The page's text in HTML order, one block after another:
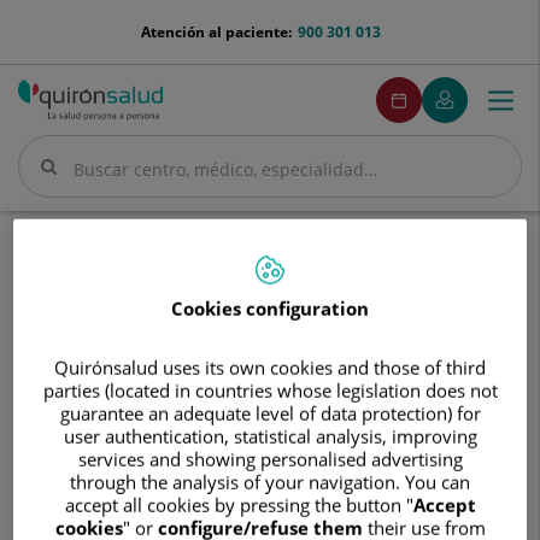
menu-
900 301 013
Atención al paciente:
Buscar
Buscar
menuPedirCita
Pedir
cita
Mi
Quirónsalud
Menú
Alejandra Reolid Pérez
Alejandra
Reolid
Pérez
AlejandraReolid Pérez
FACULTATIVO ESPECIALISTA DERMATOLOGÍA
Cookies configuration
Quirónsalud uses its own cookies and those of third
parties (located in countries whose legislation does not
guarantee an adequate level of data protection) for
user authentication, statistical analysis, improving
services and showing personalised advertising
through the analysis of your navigation. You can
accept all cookies by pressing the button "Accept
cookies" or configure/refuse them their use from